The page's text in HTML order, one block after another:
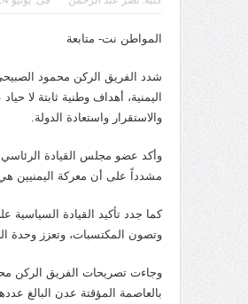
المواطن نت- متابعة
شدد الفريق الركن محمود
اليمنية، أهداف وطنية ثابتة لا
والاستقرار واستعادة الدولة.
وأكد عضو مجلس القيادة الرئاسي
مشدداً على أن معركة اليمنيين هي
كما جدد تأكيد القيادة السياسية
وتصون المكتسبات، وتعزز وحدة
وجاءت تصريحات الفريق الركن
بالعاصمة المؤقتة عدن البالغ عددها (164) ضابطاً، في محطة جديدة تُضاف إلى سجل الأكاديمية الحافل بالإنجازات في تأهيل